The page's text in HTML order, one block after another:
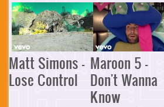
Matt Simons -
Lose Control
Maroon 5 -
Don't Wanna
Know